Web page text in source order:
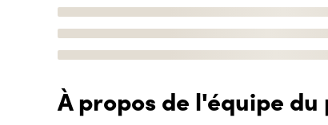
À propos de l'équipe